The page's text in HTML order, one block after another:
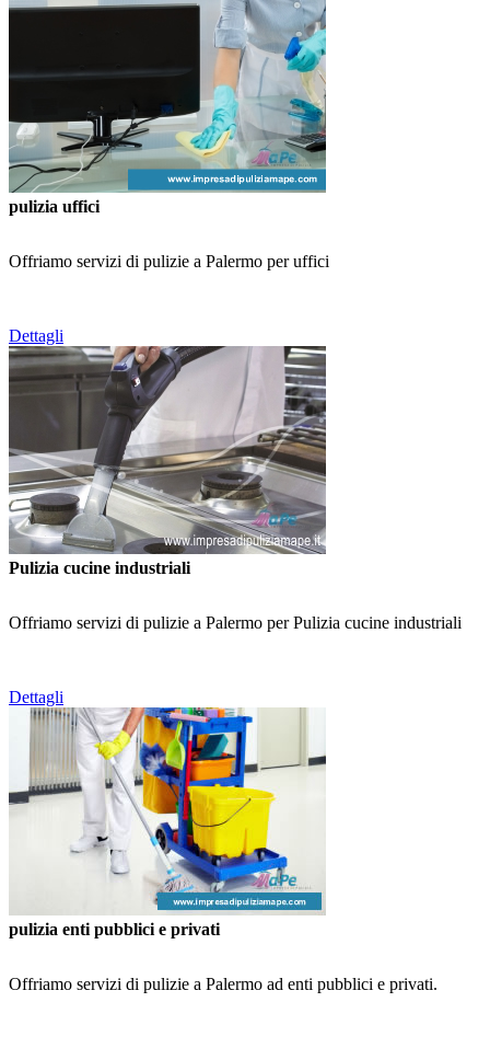
pulizia uffici
Offriamo servizi di pulizie a Palermo per uffici
Dettagli
Pulizia cucine industriali
Offriamo servizi di pulizie a Palermo per Pulizia cucine industriali
Dettagli
pulizia enti pubblici e privati
Offriamo servizi di pulizie a Palermo ad enti pubblici e privati.